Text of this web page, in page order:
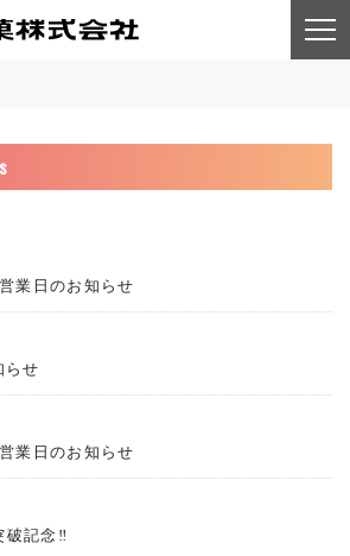
業日のお知らせ
らせ
業日のお知らせ
破記念‼